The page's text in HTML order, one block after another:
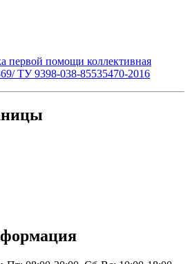
первой помощи коллективная
ТУ 9398-038-85535470-2016